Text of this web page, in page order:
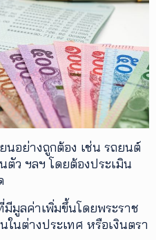
อย่างถูกต้อง เช่น รถยนต์
ตัว ฯลฯ โดยต้องประเมิน
มูลค่าเพิ่มขึ้นโดยพระราช
นต่างประเทศ หรือเงินตรา